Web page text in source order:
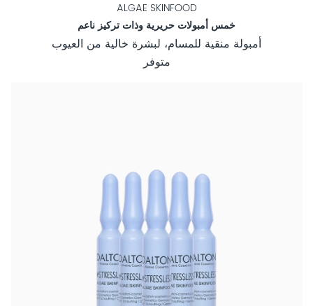
ALGAE SKINFOOD
خمس أمبولات حريرية وذات تركيز ناعم
أمبولة منقية للمسام، لبشرة خالية من العيوب
متوفر